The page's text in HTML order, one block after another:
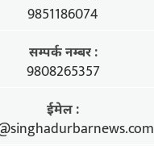
9851186074
सम्पर्क नम्बर :
9808265357
ईमेल :